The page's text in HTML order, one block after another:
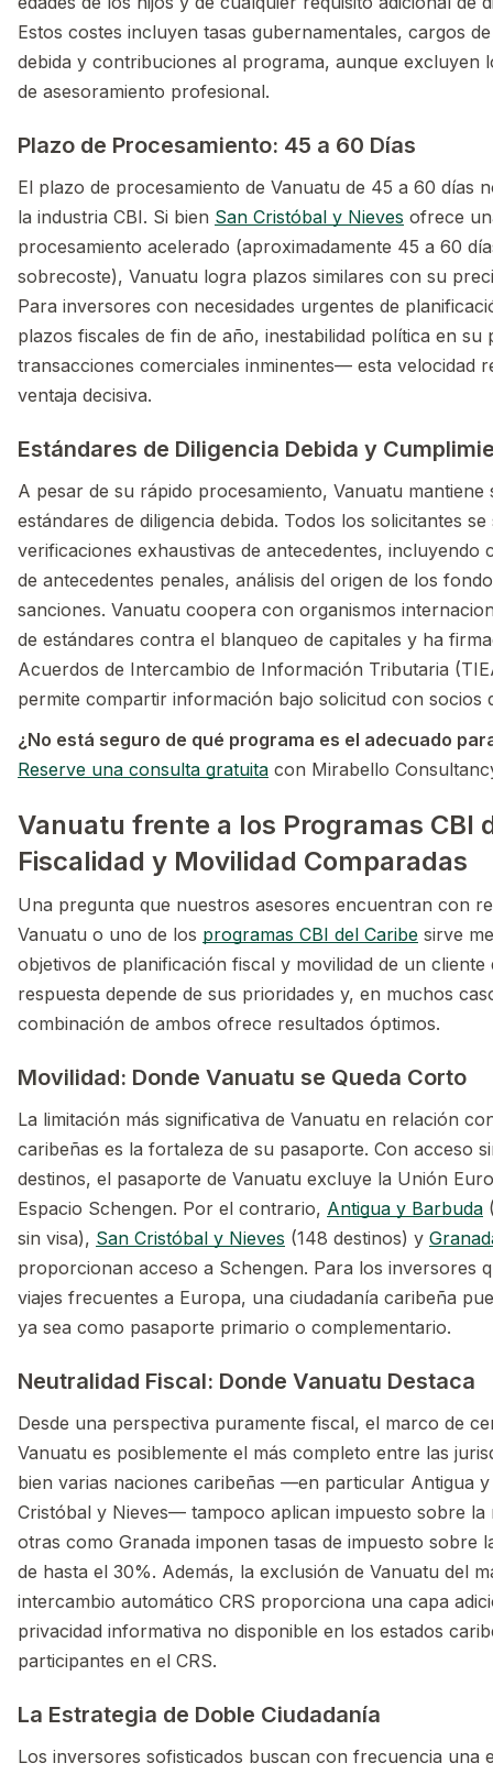
Estos costes incluyen tasas gubernamentales, cargos
debida y contribuciones al programa, aunque excluyen
de asesoramiento profesional.
Plazo de Procesamiento: 45 a 60 Días
El plazo de procesamiento de Vanuatu de 45 a 60 días
la industria CBI. Si bien San Cristóbal y Nieves ofrece
procesamiento acelerado (aproximadamente 45 a 60
sobrecoste), Vanuatu logra plazos similares con su
Para inversores con necesidades urgentes de
plazos fiscales de fin de año, inestabilidad política en su
transacciones comerciales inminentes— esta velocidad
ventaja decisiva.
Estándares de Diligencia Debida y
A pesar de su rápido procesamiento, Vanuatu mantiene
estándares de diligencia debida. Todos los solicitantes
verificaciones exhaustivas de antecedentes, incluyendo
de antecedentes penales, análisis del origen de los
sanciones. Vanuatu coopera con organismos
de estándares contra el blanqueo de capitales y ha
Acuerdos de Intercambio de Información Tributaria
permite compartir información bajo solicitud con socios
¿No está seguro de qué programa es el adecuado
Reserve una consulta gratuita con Mirabello
Vanuatu frente a los Programas CBI
Fiscalidad y Movilidad Comparadas
Una pregunta que nuestros asesores encuentran con
Vanuatu o uno de los programas CBI del Caribe sirve
objetivos de planificación fiscal y movilidad de un cliente
respuesta depende de sus prioridades y, en muchos
combinación de ambos ofrece resultados óptimos.
Movilidad: Donde Vanuatu se Queda Corto
La limitación más significativa de Vanuatu en relación
caribeñas es la fortaleza de su pasaporte. Con acceso
destinos, el pasaporte de Vanuatu excluye la Unión
Espacio Schengen. Por el contrario, Antigua y Barbuda
sin visa), San Cristóbal y Nieves (148 destinos) y
proporcionan acceso a Schengen. Para los inversores
viajes frecuentes a Europa, una ciudadanía caribeña
ya sea como pasaporte primario o complementario.
Neutralidad Fiscal: Donde Vanuatu Destaca
Desde una perspectiva puramente fiscal, el marco de
Vanuatu es posiblemente el más completo entre las
bien varias naciones caribeñas —en particular Antigua
Cristóbal y Nieves— tampoco aplican impuesto sobre la
otras como Granada imponen tasas de impuesto sobre
de hasta el 30%. Además, la exclusión de Vanuatu del
intercambio automático CRS proporciona una capa
privacidad informativa no disponible en los estados
participantes en el CRS.
La Estrategia de Doble Ciudadanía
Los inversores sofisticados buscan con frecuencia una